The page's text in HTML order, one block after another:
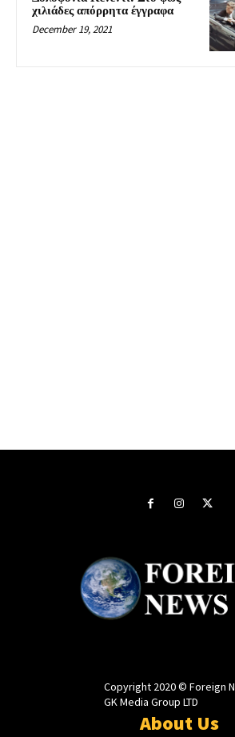
χιλιάδες απόρρητα έγγραφα
December 19, 2021
Copyright 2020 © Foreign
GK Media Group LTD
About Us